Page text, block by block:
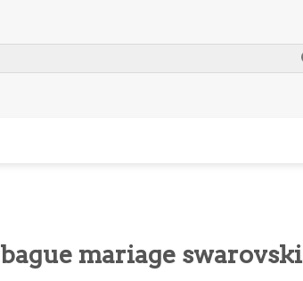
bague mariage swarovski